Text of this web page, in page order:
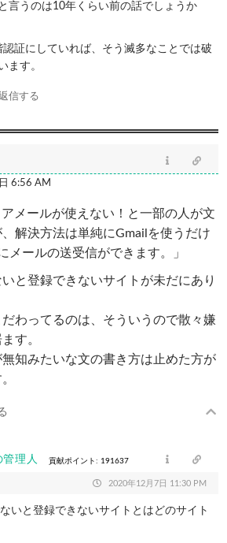
言うのは10年くらい前の話でしょうか
認証にしていれば、そう滅多なことでは破
ます。
信する
6:56 AM
メールが使えない！と一部の人が文
解決方法は単純にGmailを使うだけ
メールの送受信ができます。
」
と登録できないサイトが未だにあり
わってるのは、そういうので散々嫌
す。
知みたいな文の書き方は止めた方が
理人 貢献ポイント: 191637
2020年12月7日 11:30 PM
いと登録できないサイトとはどのサイト